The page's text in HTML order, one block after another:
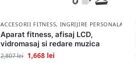
ACCESORII FITNESS, INGRIJIRE PERSONALA
Aparat fitness, afisaj LCD,
vidromasaj si redare muzica
2,807lei 1,668 lei